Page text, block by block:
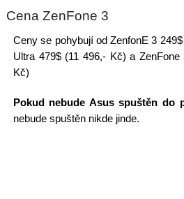
Cena ZenFone 3
Ceny se pohybují od ZenfonE 3
Ultra 479$ (11 496,- Kč) a
Kč)
Pokud nebude Asus spuštěn do
nebude spuštěn nikde jinde.